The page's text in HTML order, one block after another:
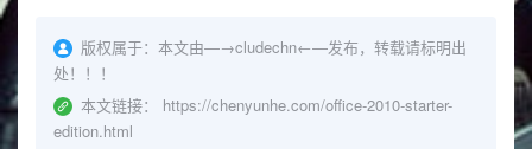
版权属于： 本文由—→cludechn←—发布，转载请标明出
处！！！
本文链接：
https://chenyunhe.com/office-2010-starter-
edition.html